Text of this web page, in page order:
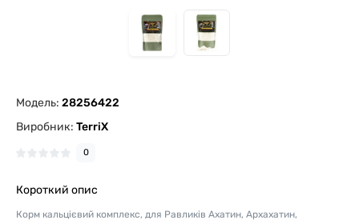
Модель: 28256422
Виробник: TerriX
0
Короткий опис
Корм кальцієвий комплекс, для Равликів Ахатин, Архахатин,